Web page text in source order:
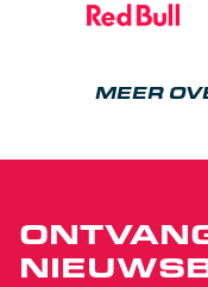
MEER